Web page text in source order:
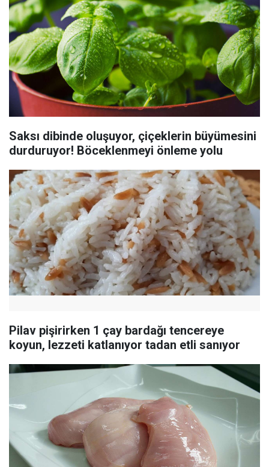
Saksı dibinde oluşuyor, çiçeklerin büyümesini
durduruyor! Böceklenmeyi önleme yolu
Pilav pişirirken 1 çay bardağı tencereye
koyun, lezzeti katlanıyor tadan etli sanıyor